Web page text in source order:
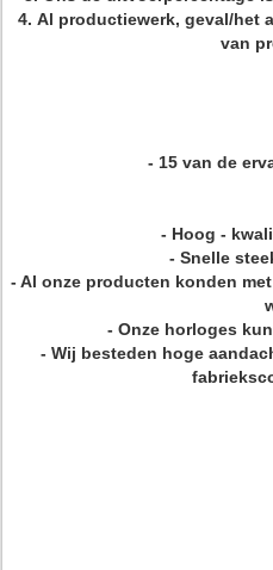
4. Al productiewerk, geval/het
van
- 15 van de
- Hoog -
- Snelle
- Al onze producten konden
- Onze horloges
- Wij besteden hoge